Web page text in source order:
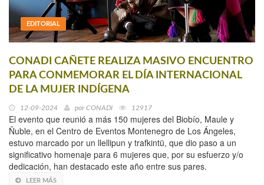
EDITORIAL
CONADI CAÑETE REALIZA MASIVO ENCUENTRO
PARA CONMEMORAR EL DÍA INTERNACIONAL
DE LA MUJER INDÍGENA
12-09-2024 por CONADI 12917
El evento que reunió a más 150 mujeres del Biobío, Maule y
Ñuble, en el Centro de Eventos Montenegro de Los Ángeles,
estuvo marcado por un llellipun y trafkintü, que dio paso a un
significativo homenaje para 6 mujeres que, por su esfuerzo y/o
dedicación, han destacado este año entre sus pares.
LEER MÁS